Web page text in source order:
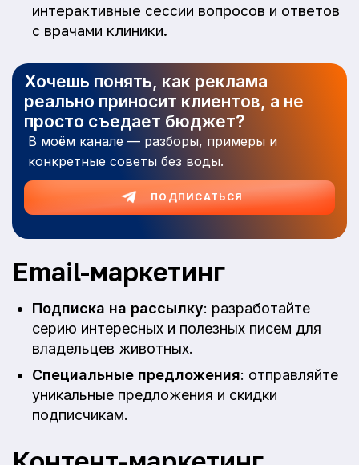
интерактивные сессии вопросов и ответов
с врачами клиники.
Хочешь понять, как реклама
реально приносит клиентов, а не
просто съедает бюджет?
В моём канале — разборы, примеры и
конкретные советы без воды.
ПОДПИСАТЬСЯ
Email-маркетинг
Подписка на рассылку: разработайте
серию интересных и полезных писем для
владельцев животных.
Специальные предложения: отправляйте
уникальные предложения и скидки
подписчикам.